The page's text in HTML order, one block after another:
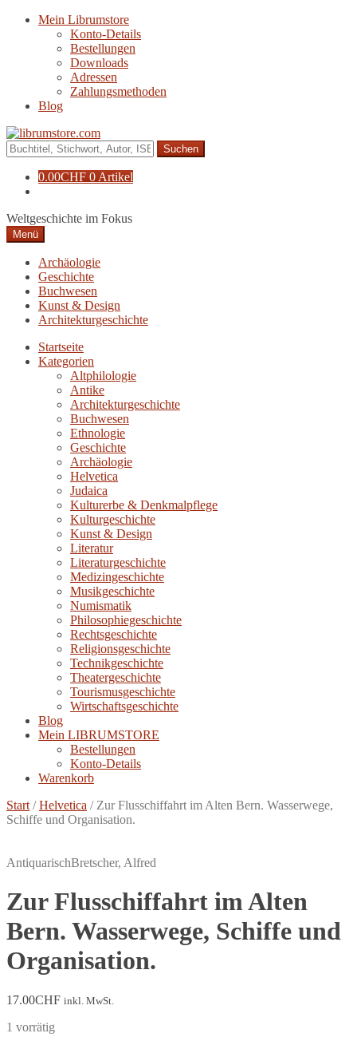
Navigation
Zum
Mein Librumstore
Konto-Details
Bestellungen
Downloads
Adressen
Zahlungsmethoden
Blog
Suche
nach:
0.00CHF 0 Artikel
Weltgeschichte im Fokus
Menü
Archäologie
Geschichte
Buchwesen
Kunst & Design
Architekturgeschichte
Startseite
Kategorien
Altphilologie
Antike
Architekturgeschichte
Buchwesen
Ethnologie
Geschichte
Archäologie
Helvetica
Judaica
Kulturerbe & Denkmalpflege
Kulturgeschichte
Kunst & Design
Literatur
Literaturgeschichte
Medizingeschichte
Musikgeschichte
Numismatik
Philosophiegeschichte
Rechtsgeschichte
Religionsgeschichte
Technikgeschichte
Theatergeschichte
Tourismusgeschichte
Wirtschaftsgeschichte
Blog
Mein LIBRUMSTORE
Bestellungen
Konto-Details
Warenkorb
Start /Helvetica / Zur Flusschiffahrt im Alten Bern. Wasserwege,
Schiffe und Organisation.
AntiquarischBretscher, Alfred
Zur Flusschiffahrt im Alten
Bern. Wasserwege, Schiffe und
Organisation.
17.00CHF inkl. MwSt.
1 vorrätig